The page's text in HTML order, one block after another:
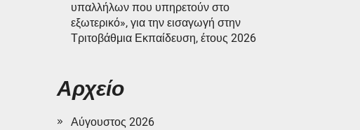
υπαλλήλων που υπηρετούν στο
εξωτερικό», για την εισαγωγή στην
Τριτοβάθμια Εκπαίδευση, έτους 2026
Αρχείο
Αύγουστος 2026